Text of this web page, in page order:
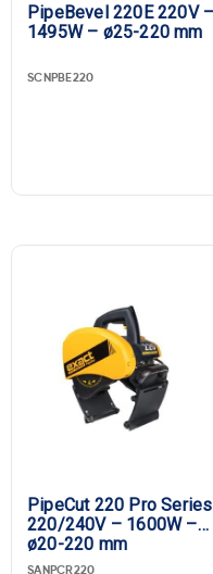
PipeBevel 220E 220V –
1495W – ø25-220 mm
SCNPBE220
PipeCut 220 Pro Series
220/240V – 1600W –
ø20-220 mm
SANPCR220